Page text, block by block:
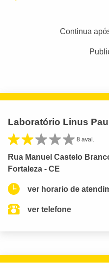
Continua
Laboratório Linus
8 aval.
Rua Manuel Castelo
Fortaleza - CE
ver horario de
ver telefone